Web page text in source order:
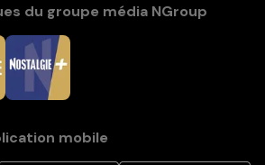
du groupe média NGroup
mobile